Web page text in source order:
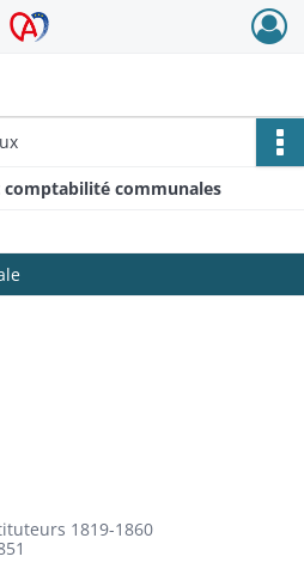
Alsace - Colmar
communales
1819-1860